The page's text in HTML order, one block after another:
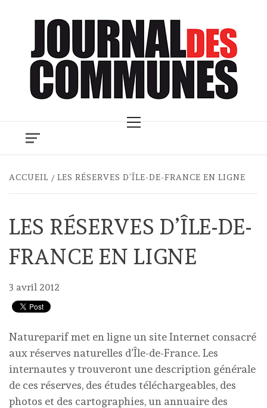
Menu
ACCUEIL LES RÉSERVES D’ÎLE-DE-FRANCE EN LIGNE
LES RÉSERVES D’ÎLE-DE-
FRANCE EN LIGNE
3 avril 2012
Natureparif met en ligne un site Internet consacré
aux réserves naturelles d’Île-de-France. Les
internautes y trouveront une description générale
de ces réserves, des études téléchargeables, des
photos et des cartographies, un annuaire des